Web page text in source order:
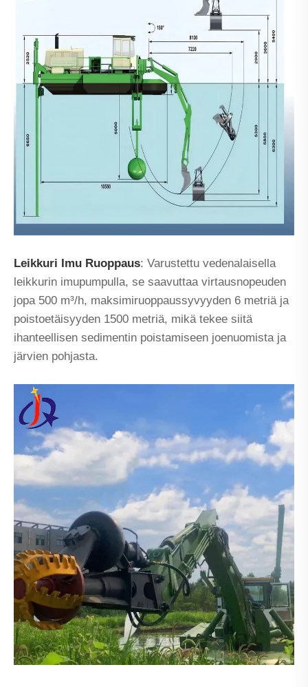
Leikkuri Imu Ruoppaus: Varustettu vedenalaisella
leikkurin imupumpulla, se saavuttaa virtausnopeuden
jopa 500 m³/h, maksimiruoppaussyvyyden 6 metriä ja
poistoetäisyyden 1500 metriä, mikä tekee siitä
ihanteellisen sedimentin poistamiseen joenuomista ja
järvien pohjasta.